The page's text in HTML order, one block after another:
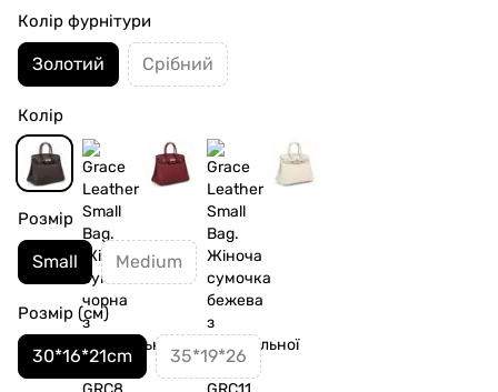
Колір фурнітури
Золотий Срібний
Колір
Розмір
Small Medium
Розмір (см)
30*16*21cm 35*19*26